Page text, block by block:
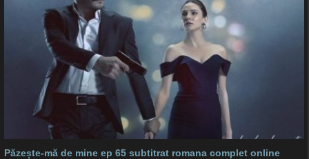
Păzește-mă de mine ep 65 subtitrat romana complet online